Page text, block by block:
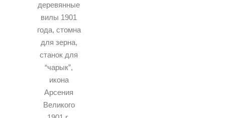
деревянные
вилы 1901
года, стомна
для зерна,
станок для
“чарык”,
икона
Арсения
Великого